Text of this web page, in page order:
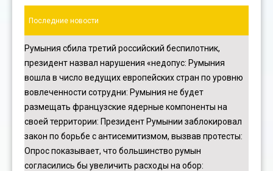
Последние новости
Румыния сбила третий российский беспилотник,
президент назвал нарушения «недопус: Румыния
вошла в число ведущих европейских стран по уровню
вовлеченности сотрудни: Румыния не будет
размещать французские ядерные компоненты на
своей территории: Президент Румынии заблокировал
закон по борьбе с антисемитизмом, вызвав протесты:
Опрос показывает, что большинство румын
согласились бы увеличить расходы на обор: